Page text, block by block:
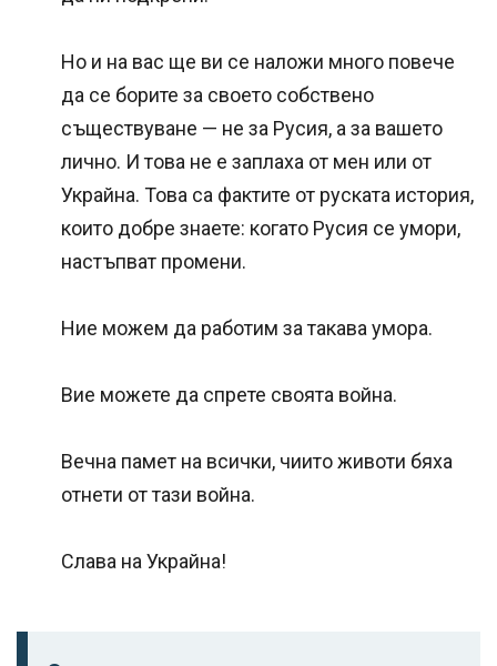
Но и на вас ще ви се наложи много повече
да се борите за своето собствено
съществуване — не за Русия, а за вашето
лично. И това не е заплаха от мен или от
Украйна. Това са фактите от руската история,
които добре знаете: когато Русия се умори,
настъпват промени.
Ние можем да работим за такава умора.
Вие можете да спрете своята война.
Вечна памет на всички, чиито животи бяха
отнети от тази война.
Слава на Украйна!